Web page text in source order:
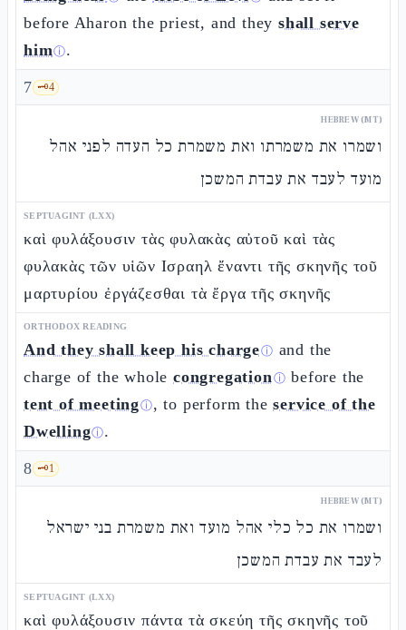
before Aharon the priest, and theyshall serve
himⓘ.
7 🗝️4
HEBREW (MT)
ושמרו את משמרתו ואת משמרת כל העדה לפני אהל
מועד לעבד את עבדת המשכן
SEPTUAGINT (LXX)
καὶ φυλάξουσιν τὰς φυλακὰς αὐτοῦ καὶ τὰς
φυλακὰς τῶν υἱῶν Ισραηλ ἔναντι τῆς σκηνῆς τοῦ
μαρτυρίου ἐργάζεσθαι τὰ ἔργα τῆς σκηνῆς
ORTHODOX READING
And they shall keep his chargeⓘ and the
charge of the wholecongregationⓘ before the
tent of meetingⓘ, to perform theservice of the
Dwellingⓘ.
8 🗝️1
HEBREW (MT)
ושמרו את כל כלי אהל מועד ואת משמרת בני ישראל
לעבד את עבדת המשכן
SEPTUAGINT (LXX)
καὶ φυλάξουσιν πάντα τὰ σκεύη τῆς σκηνῆς τοῦ